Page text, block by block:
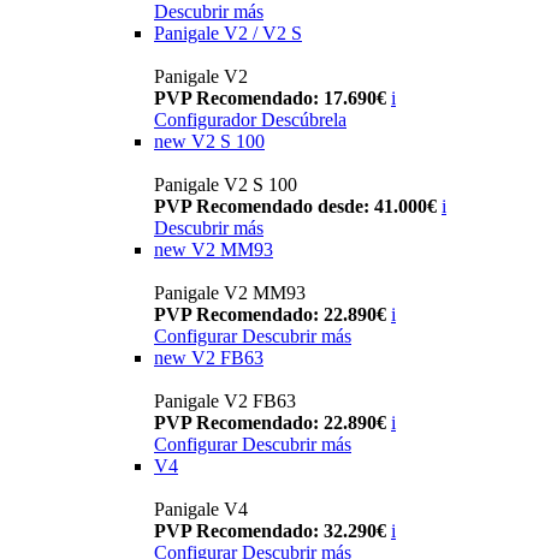
Descubrir más
Panigale V2 / V2 S
Panigale V2
PVP Recomendado: 17.690€ i
Configurador Descúbrela
new V2 S 100
Panigale V2 S 100
PVP Recomendado desde: 41.000€ i
Descubrir más
new V2 MM93
Panigale V2 MM93
PVP Recomendado: 22.890€ i
Configurar Descubrir más
new V2 FB63
Panigale V2 FB63
PVP Recomendado: 22.890€ i
Configurar Descubrir más
V4
Panigale V4
PVP Recomendado: 32.290€ i
Configurar Descubrir más